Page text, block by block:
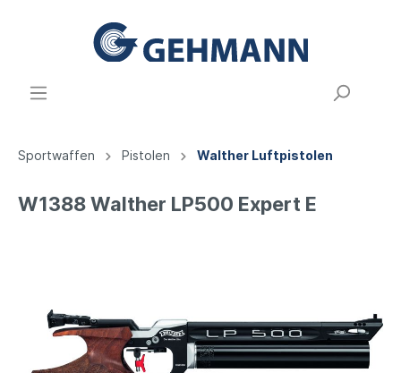
Sportwaffen Pistolen Walther Luftpistolen
W1388 Walther LP500 Expert E